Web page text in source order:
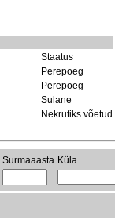
Staatus
Perepoeg
Perepoeg
Sulane
Nekrutiks võetud
Surmaaasta Küla